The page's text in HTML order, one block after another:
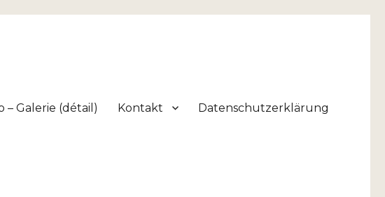
– Galerie (détail) Kontakt Datenschutzerklärung